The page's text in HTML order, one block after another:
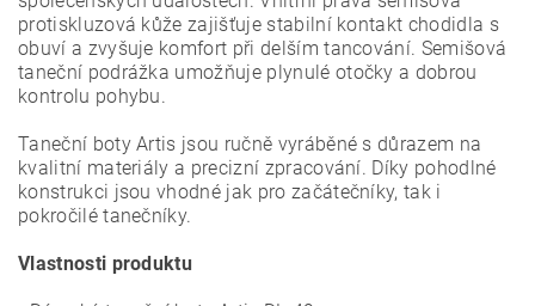
protiskluzová kůže zajišťuje stabilní kontakt chodidla s
obuví a zvyšuje komfort při delším tancování. Semišová
taneční podrážka umožňuje plynulé otočky a dobrou
kontrolu pohybu.
Taneční boty Artis jsou ručně vyráběné s důrazem na
kvalitní materiály a precizní zpracování. Díky pohodlné
konstrukci jsou vhodné jak pro začátečníky, tak i
pokročilé tanečníky.
Vlastnosti produktu